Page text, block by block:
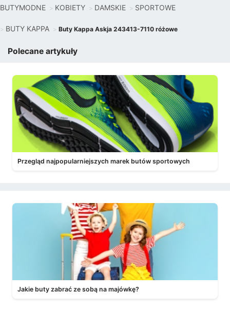
BUTYMODNE KOBIETY DAMSKIE SPORTOWE
BUTY KAPPA Buty Kappa Askja 243413-7110 różowe
Polecane artykuły
Przegląd najpopularniejszych marek butów sportowych
Jakie buty zabrać ze sobą na majówkę?